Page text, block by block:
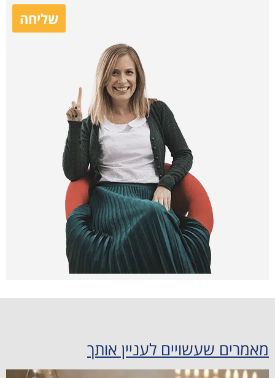
שליחה
מאמרים שעשויים לעניין אותך